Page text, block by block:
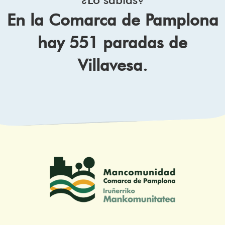
En la Comarca de Pamplona
hay 551 paradas de
Villavesa.